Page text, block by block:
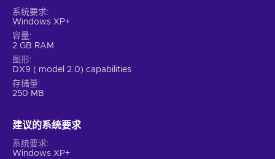
系统要求
Windows XP+
容量
2 GB RAM
图形
DX9 ( model 2.0) capabilities
存储量
250 MB
建议的系统要求
系统要求
Windows XP+